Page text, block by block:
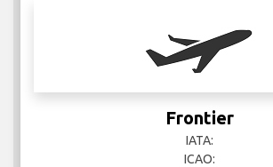
Frontier
IATA:
ICAO: